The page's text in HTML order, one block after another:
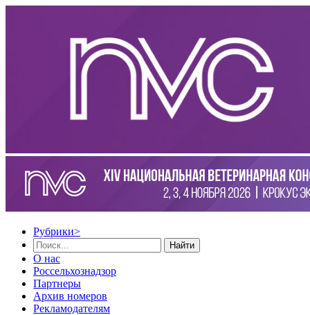
Рубрики>
Найти
О нас
Россельхознадзор
Партнеры
Архив номеров
Рекламодателям